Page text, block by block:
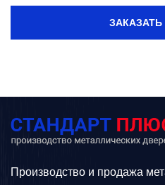
Производство и продажа